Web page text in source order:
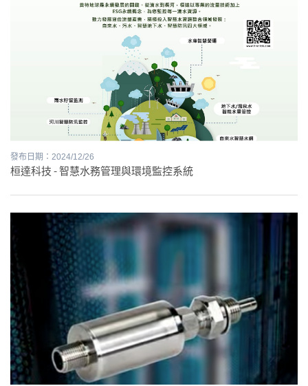
發布日期：2024/12/26
桓達科技 - 智慧水務管理與環境監控系統